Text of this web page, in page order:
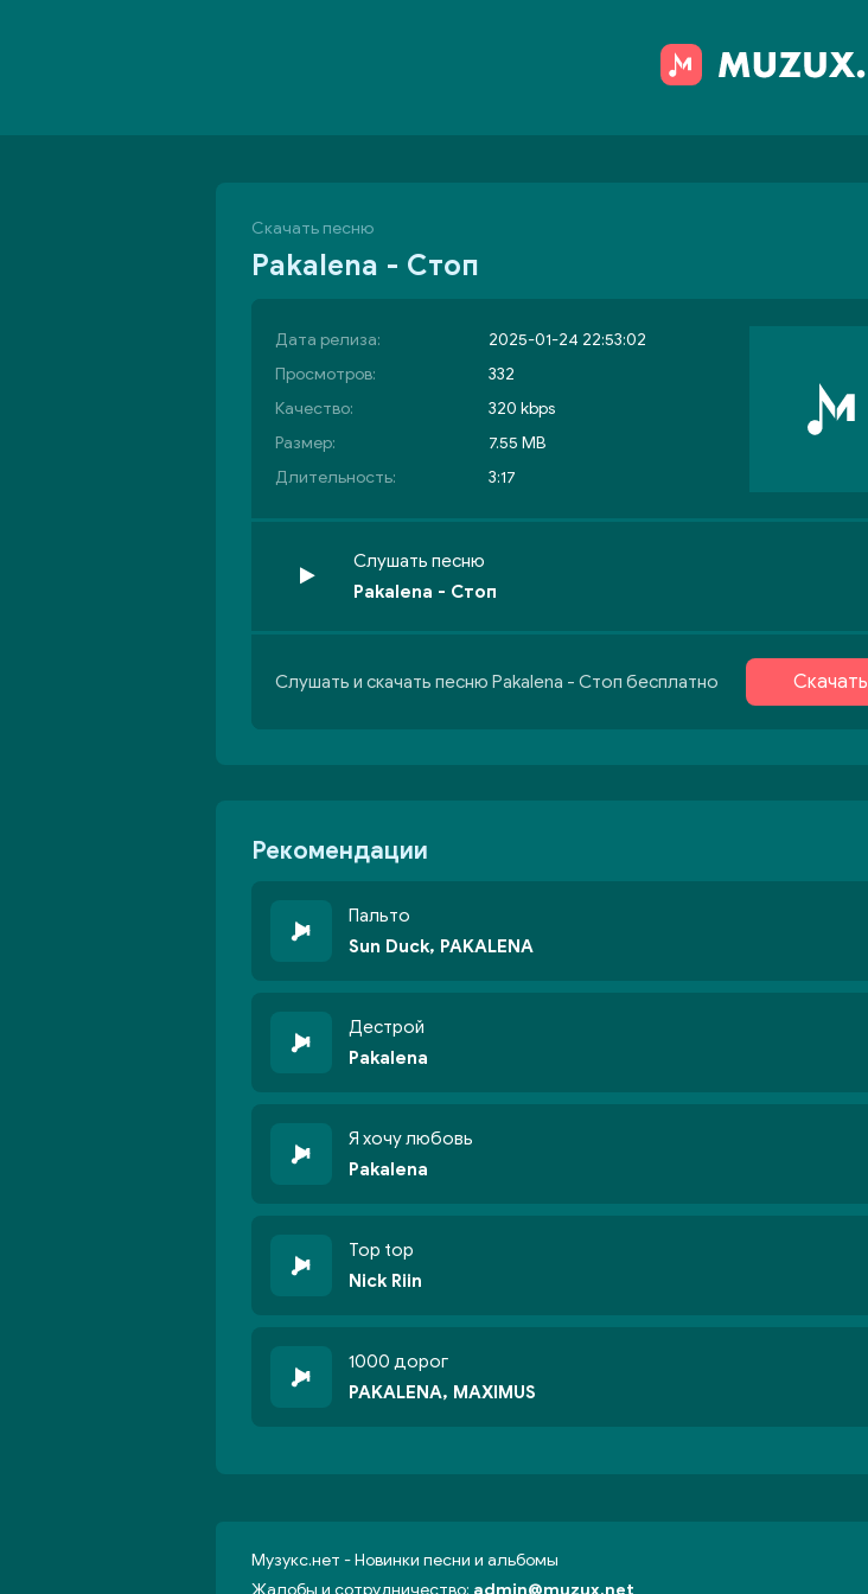
Скачать песню
Pakalena - Стоп
Дата релиза:
2025-01-24 22:53:02
Просмотров:
332
Качество:
320 kbps
Размер:
7.55 MB
Длительность:
3:17
Слушать песню
Pakalena - Стоп
Слушать и скачать песню Pakalena - Стоп бесплатно Скачать
Рекомендации
Пальто
Sun Duck, PAKALENA
Дестрой
Pakalena
Я хочу любовь
Pakalena
Top top
Nick Riin
1000 дорог
PAKALENA, MAXIMUS
Музукс.нет - Новинки песни и альбомы
Жалобы и сотрудничество: admin@muzux.net